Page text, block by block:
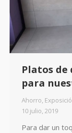
Platos de
para
Ahorro,
10 julio, 2019
Para dar un